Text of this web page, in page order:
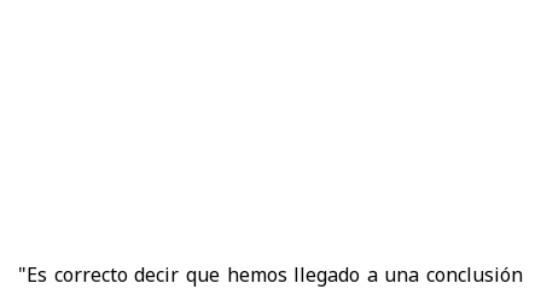
"Es correcto decir que hemos llegado a una conclusión